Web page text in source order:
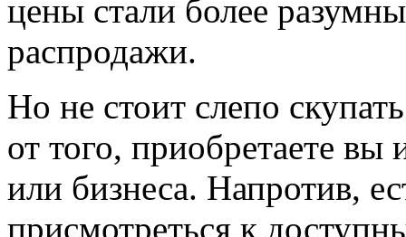
цены стали более
распродажи.
Но не стоит слепо
от того, приобретаете
или бизнеса. Напротив,
присмотреться к